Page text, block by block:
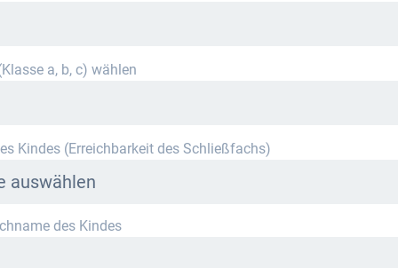
a, b, c) wählen
Kindes (Erreichbarkeit des Schließfachs)
auswählen
des Kindes